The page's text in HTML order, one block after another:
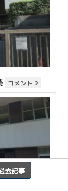
去記事
2